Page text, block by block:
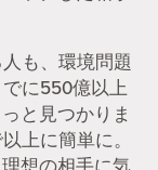
も、環境問題
に550億以上
と見つかりま
上に簡単に。